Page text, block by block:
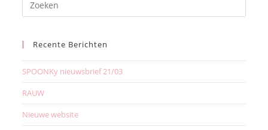
Recente Berichten
SPOONKy nieuwsbrief 21/03
RAUW
Nieuwe website